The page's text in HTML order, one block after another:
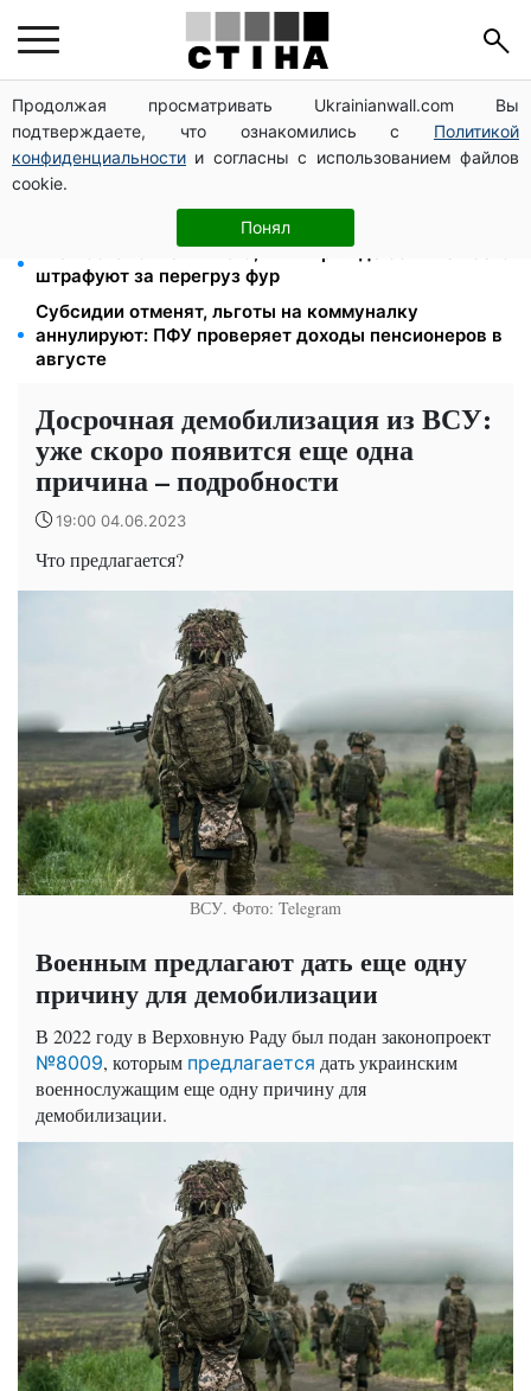
Продолжая просматривать Ukrainianwall.com Вы
подтверждаете, что ознакомились с Политикой
конфиденциальности и согласны с использованием файлов
cookie.
Понял
Студенты-заочники и вечерники теряют отсрочку
от мобилизации: кого призовут в августе
2000 грн в квартал от фонда США: люди с
инвалидностью I-II группы и пенсионеры 60+
получат выплаты
723 постановления на 9,7 млн грн: где больше всего
штрафуют за перегруз фур
Субсидии отменят, льготы на коммуналку
аннулируют: ПФУ проверяет доходы пенсионеров в
августе
Досрочная демобилизация из ВСУ:
уже скоро появится еще одна
причина – подробности
19:00 04.06.2023
Что предлагается?
ВСУ. Фото: Telegram
Военным предлагают дать еще одну
причину для демобилизации
В 2022 году в Верховную Раду был подан законопроект
№8009, которым предлагается дать украинским
военнослужащим еще одну причину для
демобилизации.